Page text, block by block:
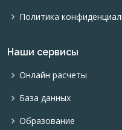
Политика
Наши сервисы
Онлайн расчеты
База данных
Образование